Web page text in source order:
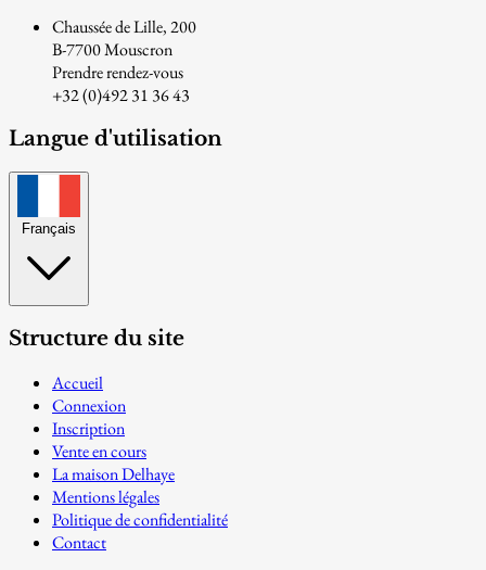
Chaussée de Lille, 200
B-7700 Mouscron
Prendre rendez-vous
+32 (0)492 31 36 43
Langue d'utilisation
Français
Structure du site
Accueil
Connexion
Inscription
Vente en cours
La maison Delhaye
Mentions légales
Politique de confidentialité
Contact